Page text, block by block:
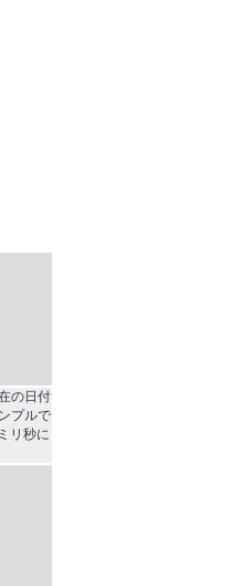
の日付
プルで
リ秒に